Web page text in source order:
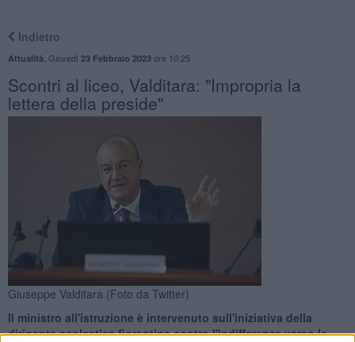
Indietro
Attualità Giovedì 23 Febbraio 2023ore 10:25
Scontri al liceo, Valditara: "Impropria la
lettera della preside"
Giuseppe Valditara (Foto da Twitter)
Il ministro all'istruzione è intervenuto sull'iniziativa della
dirigente scolastica fiorentina contro l'indifferenza verso le